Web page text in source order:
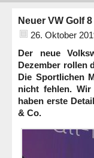
Neuer VW Golf
26. Oktober
Der neue
Dezember rollen
Die Sportlichen
nicht fehlen.
haben erste
& Co.